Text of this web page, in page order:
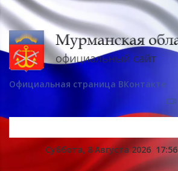
Официальная страница ВКонтакте
Суббота, 8 Августа 2026 17:56